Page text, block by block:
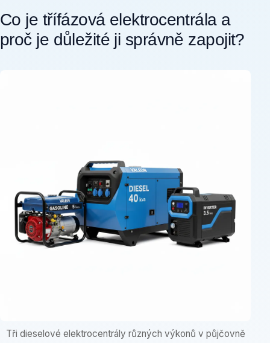
Co je třífázová elektrocentrála a
proč je důležité ji správně zapojit?
Tři dieselové elektrocentrály různých výkonů v půjčovně